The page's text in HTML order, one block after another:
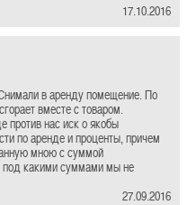
17.10.2016
в аренду помещение. По
вместе с товаром.
против нас иск о якобы
по аренде и проценты, причем
мною с суммой
под какими суммами мы не
27.09.2016